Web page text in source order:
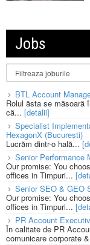
Jobs
BTL Account
Rolul ăsta se măsoară
că... [detalii]
Specialist
HexagonX (București)
Lucrăm dintr-o hală...
Senior Performance
Our promise: You
offices in Timpuri...
Senior SEO & GEO
Our promise: You
offices in Timpuri...
PR Account
În calitate de PR
comunicare corporate